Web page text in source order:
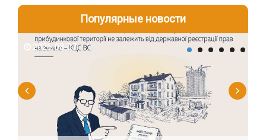
Популярные новости
2026-08-07